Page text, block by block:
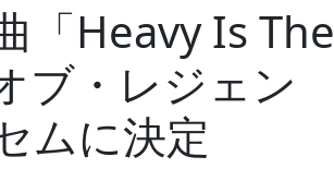
「Heavy Is The
ブ・レジェン
ムに決定